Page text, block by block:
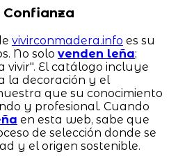
vivirconmadera.info es su
No solo venden leña;
vivir". El catálogo incluye
la decoración y el
que su conocimiento
y profesional. Cuando
en esta web, sabe que
de selección donde se
y el origen sostenible.